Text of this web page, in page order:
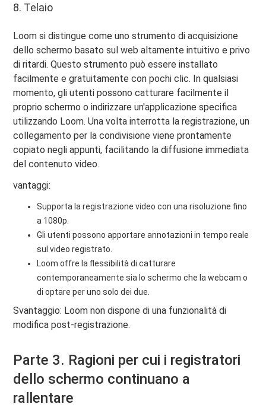
8. Telaio
Loom si distingue come uno strumento di acquisizione
dello schermo basato sul web altamente intuitivo e privo
di ritardi. Questo strumento può essere installato
facilmente e gratuitamente con pochi clic. In qualsiasi
momento, gli utenti possono catturare facilmente il
proprio schermo o indirizzare un'applicazione specifica
utilizzando Loom. Una volta interrotta la registrazione, un
collegamento per la condivisione viene prontamente
copiato negli appunti, facilitando la diffusione immediata
del contenuto video.
vantaggi:
Supporta la registrazione video con una risoluzione fino
a 1080p.
Gli utenti possono apportare annotazioni in tempo reale
sul video registrato.
Loom offre la flessibilità di catturare
contemporaneamente sia lo schermo che la webcam o
di optare per uno solo dei due.
Svantaggio: Loom non dispone di una funzionalità di
modifica post-registrazione.
Parte 3. Ragioni per cui i registratori
dello schermo continuano a
rallentare